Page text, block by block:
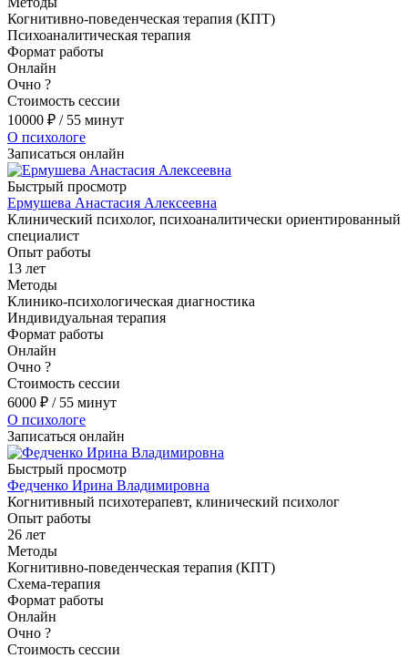
Когнитивно-поведенческая терапия (КПТ)
Психоаналитическая терапия
Формат работы
Онлайн
Очно ?
Стоимость сессии
10000 ₽ / 55 минут
О психологе
Записаться онлайн
Быстрый просмотр
Ермушева Анастасия Алексеевна
Клинический психолог, психоаналитически ориентированный
специалист
Опыт работы
13 лет
Методы
Клинико-психологическая диагностика
Индивидуальная терапия
Формат работы
Онлайн
Очно ?
Стоимость сессии
6000 ₽ / 55 минут
О психологе
Записаться онлайн
Быстрый просмотр
Федченко Ирина Владимировна
Когнитивный психотерапевт, клинический психолог
Опыт работы
26 лет
Методы
Когнитивно-поведенческая терапия (КПТ)
Схема-терапия
Формат работы
Онлайн
Очно ?
Стоимость сессии